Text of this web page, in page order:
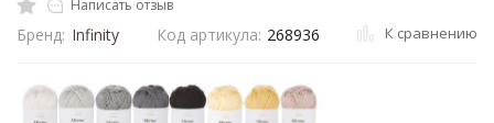
Написать отзыв
Бренд: Infinity Код артикула: 268936 К сравнению